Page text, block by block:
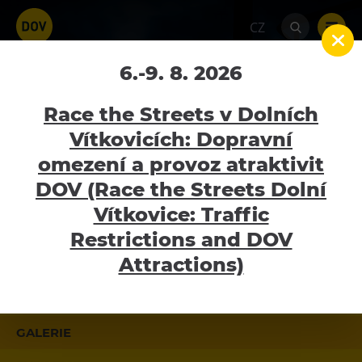
CZ
Galerie
Home Malý svět techniky U6
Malý svět
techniky U6 galerie
MOMENTÁLNĚ ZAVŘENO
pondělí - neděle - 9:00 - 18:00
U6 má plošinu pro vozíčkáře.
Atraktivity
Bolt Tower
Velký svět techniky
Malý svět techniky U6
Gong
Galerie Gong
GALERIE
6.-9. 8. 2026
Race the Streets v Dolních
Vítkovicích: Dopravní
omezení a provoz atraktivit
DOV (Race the Streets Dolní
Vítkovice: Traffic
Restrictions and DOV
Attractions)